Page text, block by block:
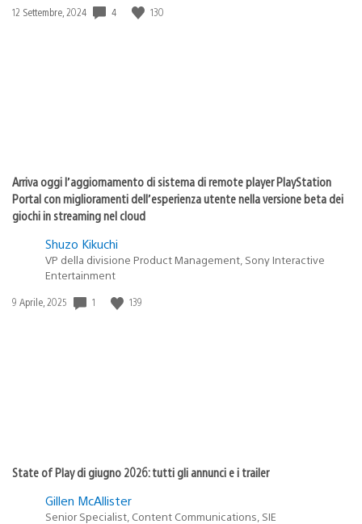
Data
12 Settembre, 2024 4 130
Arriva oggi l’aggiornamento di sistema di remote player PlayStation
Portal con miglioramenti dell’esperienza utente nella versione beta dei
giochi in streaming nel cloud
Shuzo Kikuchi
VP della divisione Product Management, Sony Interactive
Entertainment
Data
9 Aprile, 2025 1 139
State of Play di giugno 2026: tutti gli annunci e i trailer
Gillen McAllister
Senior Specialist, Content Communications, SIE